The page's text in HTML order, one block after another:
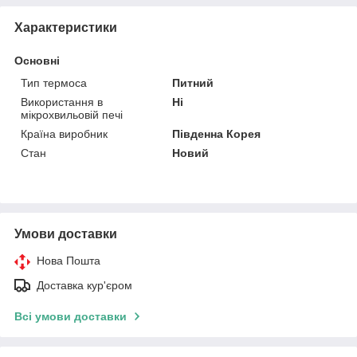
Характеристики
Основні
Тип термоса
Питний
Використання в
мікрохвильовій печі
Ні
Країна виробник
Південна Корея
Стан
Новий
Умови доставки
Нова Пошта
Доставка кур'єром
Всі умови доставки